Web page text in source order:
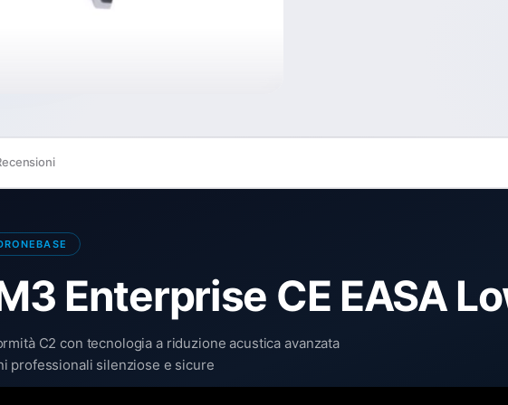
Enterprise CE EASA
C2 con tecnologia a riduzione acustica avanzata
professionali silenziose e sicure